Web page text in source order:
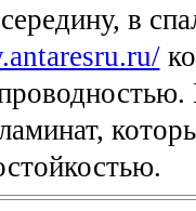
в